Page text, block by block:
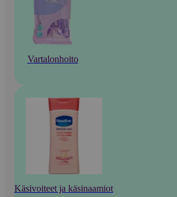
Vartalonhoito
Käsivoiteet ja käsinaamiot